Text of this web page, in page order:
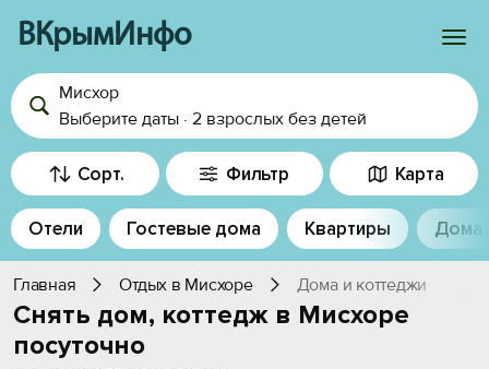
ВКрымИнфо
Войти
Избранное
История просмотра
Добавить свой объект
Мисхор
Выберите даты · 2 взрослых без детей
Сорт. Фильтр Карта
Отели Гостевые дома Квартиры Дома
Главная Отдых в Мисхоре Дома и коттеджи
Снять дом, коттедж в Мисхоре
посуточно